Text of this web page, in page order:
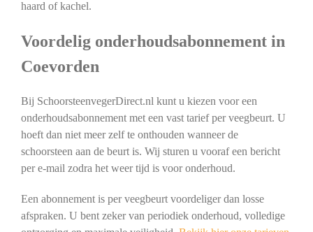
haard of kachel.
Voordelig onderhoudsabonnement in
Coevorden
Bij SchoorsteenvegerDirect.nl kunt u kiezen voor een
onderhoudsabonnement met een vast tarief per veegbeurt. U
hoeft dan niet meer zelf te onthouden wanneer de
schoorsteen aan de beurt is. Wij sturen u vooraf een bericht
per e-mail zodra het weer tijd is voor onderhoud.
Een abonnement is per veegbeurt voordeliger dan losse
afspraken. U bent zeker van periodiek onderhoud, volledige